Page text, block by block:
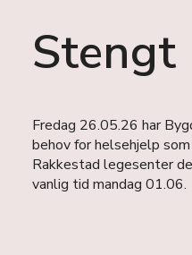
Stengt
Fredag 26.05.26 har
behov for helsehjelp
Rakkestad legesenter
vanlig tid mandag 01.06.